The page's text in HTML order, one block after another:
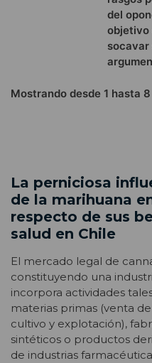
del
objetivo
socavar
Mostrando desde 1 hasta
La perniciosa
de la marihuana
respecto de sus
salud en Chile
El mercado legal de
constituyendo una
incorpora actividades
materias primas (venta
cultivo y explotación),
sintéticos o productos
de industrias